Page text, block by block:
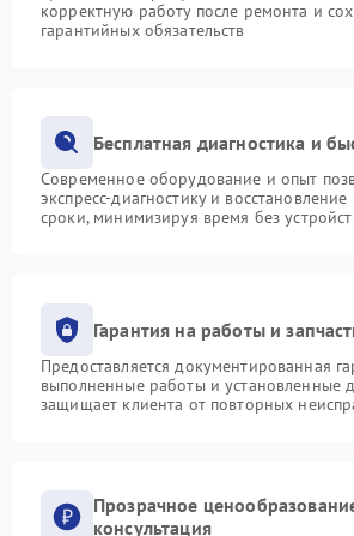
корректную работу после ремонта и
гарантийных обязательств
Бесплатная диагностика и
Современное оборудование и опыт
экспресс-диагностику и
сроки, минимизируя время без
Гарантия на работы и
Предоставляется документированная
выполненные работы и установленные
защищает клиента от повторных
Прозрачное
консультация